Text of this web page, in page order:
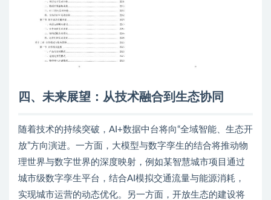
四、未来展望：从技术融合到生态协同
随着技术的持续突破，AI+数据中台将向“全域智能、生态开
放”方向演进。一方面，大模型与数字孪生的结合将推动物
理世界与数字世界的深度映射，例如某智慧城市项目通过
城市级数字孪生平台，结合AI模拟交通流量与能源消耗，
实现城市运营的动态优化。另一方面，开放生态的建设将